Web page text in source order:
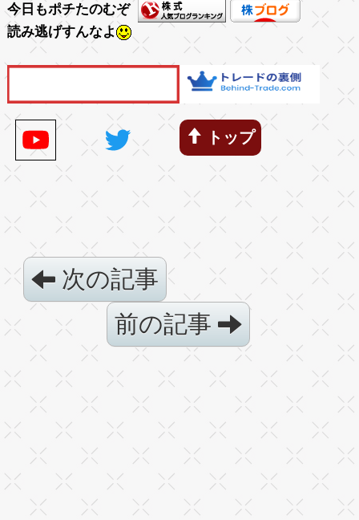
今日もポチたのむぞ
読み逃げすんなよ
トップ
次の記事
前の記事